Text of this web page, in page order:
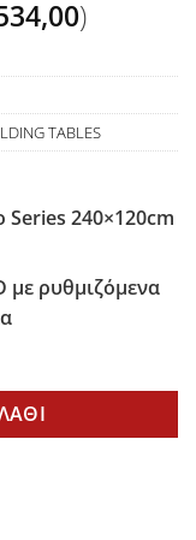
)
TABLES
Series 240×120cm
με ρυθμιζόμενα
100x100mm GRID